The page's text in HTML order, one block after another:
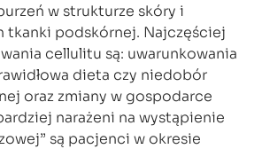
w strukturze skóry i
tkanki podskórnej. Najczęściej
cellulitu są: uwarunkowania
dieta czy niedobór
oraz zmiany w gospodarce
narażeni na wystąpienie
są pacjenci w okresie